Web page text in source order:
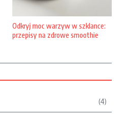
Odkryj moc warzyw w szklance:
przepisy na zdrowe smoothie
(4)